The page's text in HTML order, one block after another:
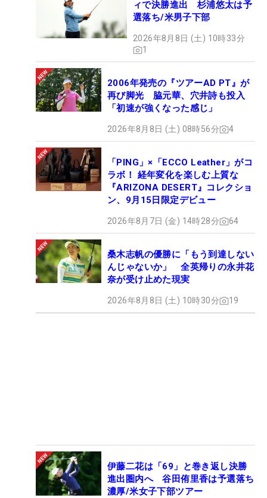
ィで決勝進出 杉浦悠太は予
選落ち/米男子下部
2026年8月8日 (土) 10時33分
1
2006年発売の『ツアーAD PT』が
再び脚光 脇元華、穴井詩も投入
「初速が強くなった感じ」
2026年8月8日 (土) 08時56分 4
「PING」×「ECCO Leather」がコ
ラボ！ 経年変化を楽しむ上質な
『ARIZONA DESERT』コレクショ
ン、9月15日限定デビュー
2026年8月7日 (金) 14時28分 64
桑木志帆の優勝に「もう到達しない
んじゃないか」 全英帰りの永井花
奈が受け止めた現実
2026年8月8日 (土) 10時30分 19
伊藤二花は「69」と巻き返し決勝
進出圏内へ 谷田侑里香は予選落ち
濃厚/米女子下部ツアー